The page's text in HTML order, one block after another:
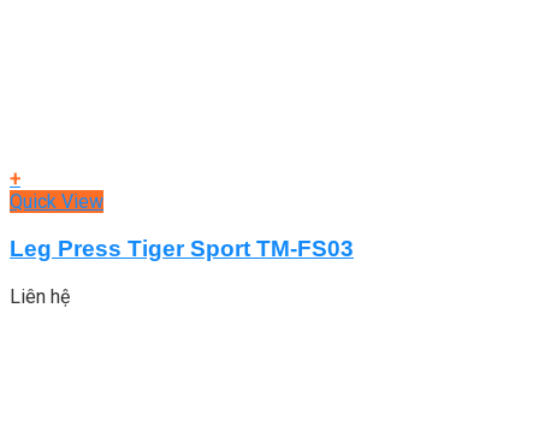
+
Quick View
Leg Press Tiger Sport TM-FS03
Liên hệ